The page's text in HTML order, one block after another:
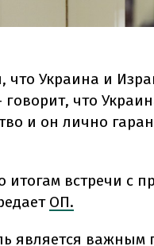
что Украина и
что
и он лично
встречи с
ОП.
является важным